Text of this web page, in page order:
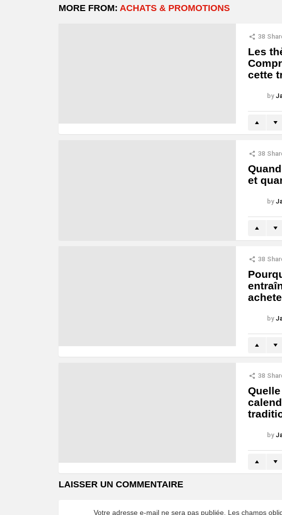
MORE FROM: ACHATS & PROMOTIONS
38
Les
cette
by
38
et
by
38
by
38
by
LAISSER UN COMMENTAIRE
Votre adresse e-mail ne sera pas publiée. Les champs